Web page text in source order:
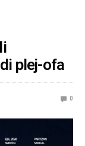
plej-ofa
0